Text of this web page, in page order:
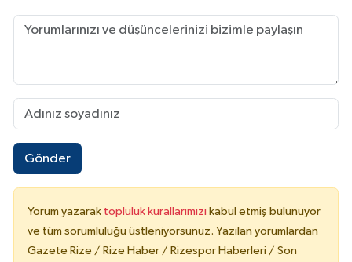
Gönder
Yorum yazarak topluluk kurallarımızı kabul etmiş bulunuyor
ve tüm sorumluluğu üstleniyorsunuz. Yazılan yorumlardan
Gazete Rize / Rize Haber / Rizespor Haberleri / Son